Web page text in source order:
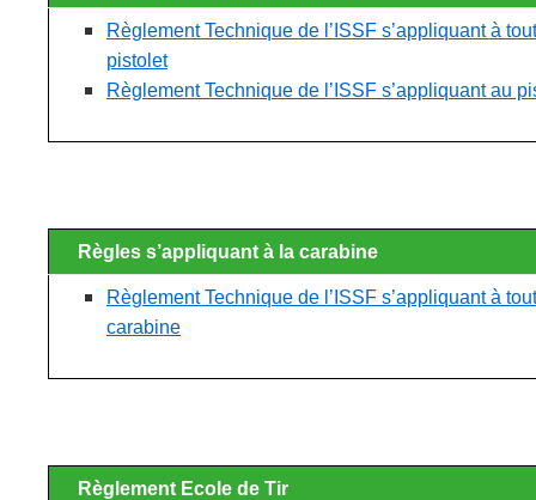
Règlement Technique de l’ISSF s’appliquant à
pistolet
Règlement Technique de l’ISSF s’appliquant au
Règles s’appliquant à la carabine
Règlement Technique de l’ISSF s’appliquant à
carabine
Règlement Ecole de Tir